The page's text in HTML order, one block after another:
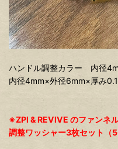
ハンドル調整カラー 内径
内径4mm×外径6mm×厚み
※ZPI & REVIVE のファンネ
調整ワッシャー3枚セット（